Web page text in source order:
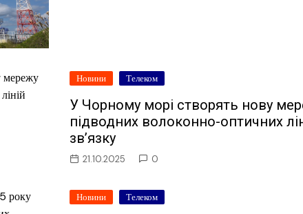
Новини Телеком
У Чорному морі створять нову
підводних волоконно-оптичних
зв’язку
21.10.2025 0
Новини Телеком